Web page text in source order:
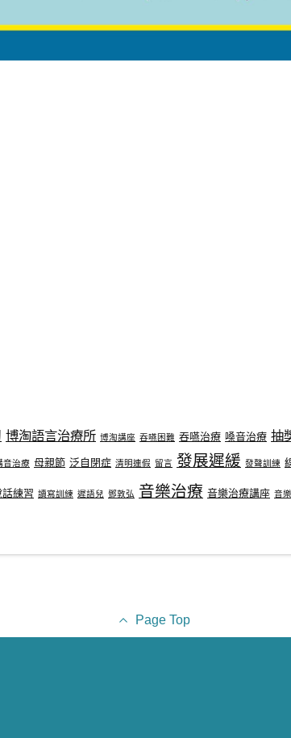
博淘語言治療所 博淘講座 吞嚥困難 吞嚥治療 嗓音治療 抽
音治療 母親節 泛自閉症 清明連假 留言 發展遲緩 發聲訓練
話練習 讀寫訓練 遲語兒 鄧敦弘 音樂治療 音樂治療講座 音
Page Top